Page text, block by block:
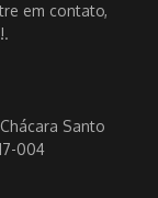
em contato,
Santo
004